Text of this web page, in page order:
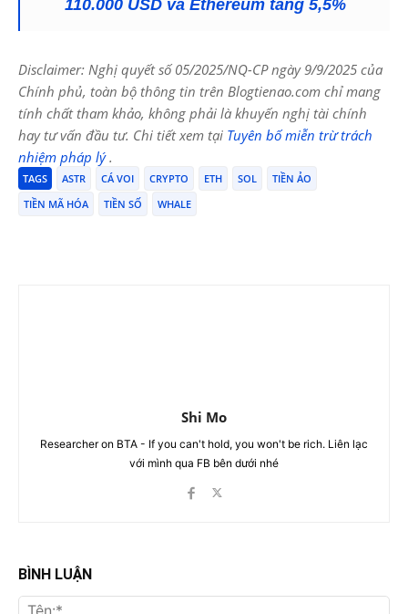
110.000 USD và Ethereum tăng 5,5%
Disclaimer: Nghị quyết số 05/2025/NQ-CP ngày 9/9/2025 của
Chính phủ, toàn bộ thông tin trên Blogtienao.com chỉ mang
tính chất tham khảo, không phải là khuyến nghị tài chính
hay tư vấn đầu tư. Chi tiết xem tại Tuyên bố miễn trừ trách
nhiệm pháp lý.
TAGS ASTR CÁ VOI CRYPTO ETH SOL
TIỀN ẢO
TIỀN MÃ HÓA
TIỀN SỐ WHALE
Shi Mo
Researcher on BTA - If you can't hold, you won't be rich. Liên lạc
với mình qua FB bên dưới nhé
BÌNH LUẬN